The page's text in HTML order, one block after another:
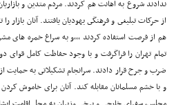
ندادند شروع به اهانت هم کردند. مردم متدین و
از حرکات تبلیغى و فرهنگى یهودیان یافتند. آنان بازار
هم از فرصت استفاده کردند ,,,و به سراغ خمره هاى
تمام تهران را فراگرفت و با وجود حفاظت کامل قواى
ضرب و جرح قرار دادند. سرانجام تشکیلاتى به حمایت
و با خشم مسلمانان مقابله کند. آنان براى خاموش